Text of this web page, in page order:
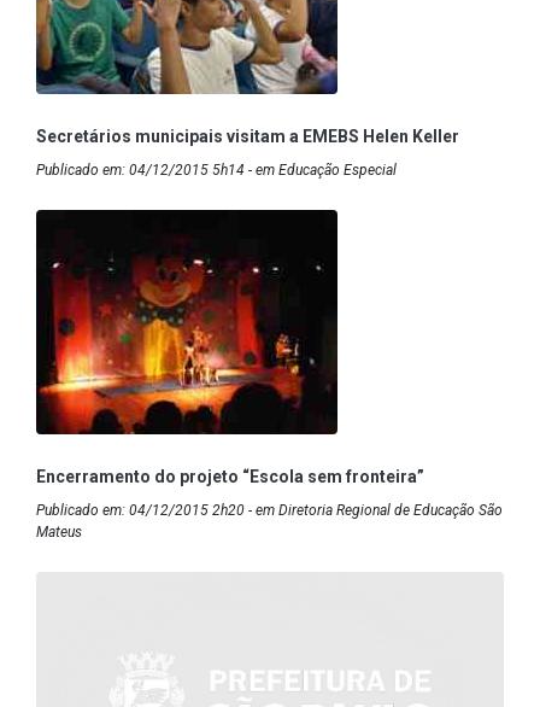
Secretários municipais visitam a EMEBS Helen Keller
Publicado em: 04/12/2015 5h14 - em Educação Especial
Encerramento do projeto “Escola sem fronteira”
Publicado em: 04/12/2015 2h20 - em Diretoria Regional de Educação São
Mateus